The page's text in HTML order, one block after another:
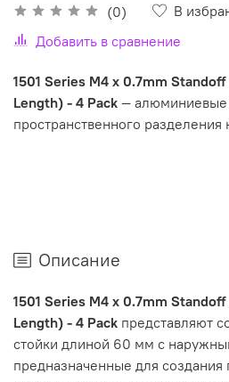
(0)
В
Добавить в сравнение
1501 Series M4 x 0.7mm
Length) - 4 Pack — алюминиевые
пространственного разделения
Описание
1501 Series M4 x 0.7mm
Length) - 4 Pack представляют
стойки длиной 60 мм с
предназначенные для создания